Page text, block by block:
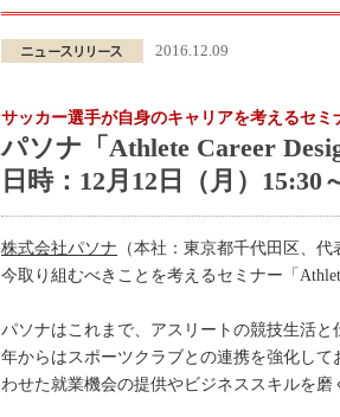
2016.12.09
サッカー選手が自身のキャリアを考えるセミ
パソナ「Athlete Career
日時：12月12日（月）
株式会社パソナ （本社：東京都千代田区、
今取り組むべきことを考えるセミナー「
パソナはこれまで、アスリートの競技生活
年からはスポーツクラブとの連携を強化し
わせた就業機会の提供やビジネススキルを磨